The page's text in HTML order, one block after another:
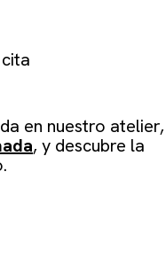
en nuestro atelier,
, y descubre la